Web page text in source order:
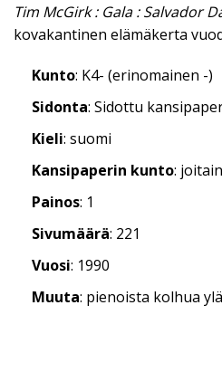
Tim McGirk : Gala : Salvador
kovakantinen elämäkerta
Kunto: K4- (erinomainen -)
Sidonta: Sidottu
Kieli: suomi
Kansipaperin kunto:
Painos: 1
Sivumäärä: 221
Vuosi: 1990
Muuta: pienoista kolhua